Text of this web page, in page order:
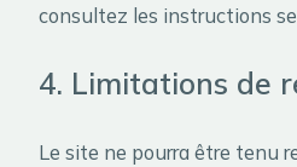
consultez les instructions
4. Limitations de
Le site ne pourra être tenu